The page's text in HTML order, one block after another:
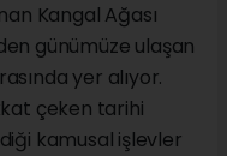
Kangal Ağası
günümüze ulaşan
yer alıyor.
çeken tarihi
kamusal işlevler